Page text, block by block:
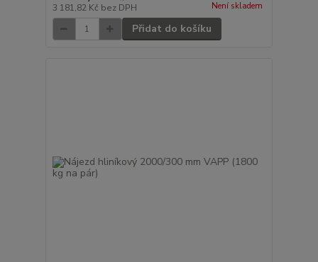
3 181,82 Kč bez DPH Není skladem
Přidat do košíku